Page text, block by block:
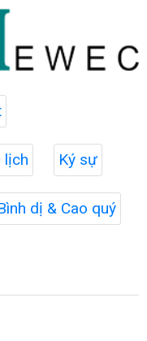
lịch Ký sự
dị & Cao quý